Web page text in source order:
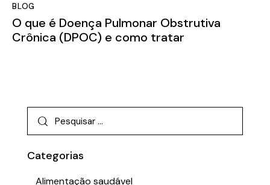
BLOG
O que é Doença Pulmonar Obstrutiva
Crônica (DPOC) e como tratar
Categorias
Alimentação saudável